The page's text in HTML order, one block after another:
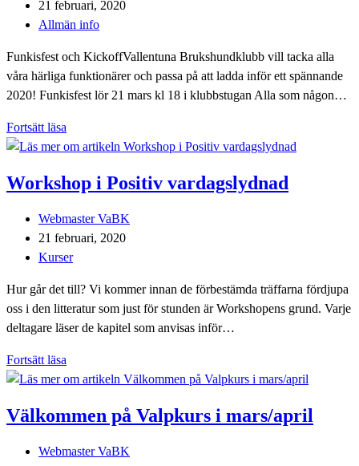
Inlägget
publicerat:
21 februari, 2020
Inläggskategori:
Allmän info
Funkisfest och KickoffVallentuna Brukshundklubb vill tacka alla
våra härliga funktionärer och passa på att ladda inför ett spännande
2020! Funkisfest lör 21 mars kl 18 i klubbstugan Alla som någon…
Fortsätt läsa
och
Workshop i Positiv vardagslydnad
Inläggsförfattare:
Webmaster VaBK
Inlägget
publicerat:
21 februari, 2020
Inläggskategori:
Kurser
Hur går det till? Vi kommer innan de förbestämda träffarna fördjupa
oss i den litteratur som just för stunden är Workshopens grund. Varje
deltagare läser de kapitel som anvisas inför…
Fortsätt läsa
i
vardagslydnad
Välkommen på Valpkurs i mars/april
Inläggsförfattare:
Webmaster VaBK